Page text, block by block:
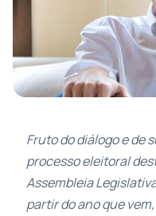
Fruto do diálogo e de
processo eleitoral
Assembleia
partir do ano que